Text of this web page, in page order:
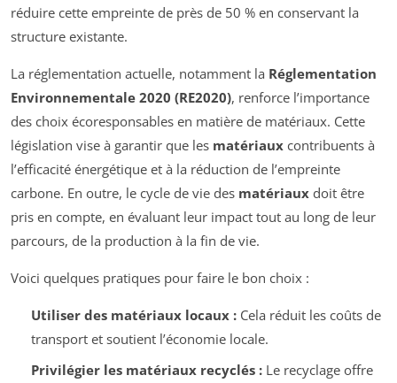
réduire cette empreinte de près de 50 % en conservant la
structure existante.
La réglementation actuelle, notamment la Réglementation
Environnementale 2020 (RE2020), renforce l’importance
des choix écoresponsables en matière de matériaux. Cette
législation vise à garantir que les matériaux contribuents à
l’efficacité énergétique et à la réduction de l’empreinte
carbone. En outre, le cycle de vie des matériaux doit être
pris en compte, en évaluant leur impact tout au long de leur
parcours, de la production à la fin de vie.
Voici quelques pratiques pour faire le bon choix :
Utiliser des matériaux locaux :Cela réduit les coûts de
transport et soutient l’économie locale.
Privilégier les matériaux recyclés :Le recyclage offre